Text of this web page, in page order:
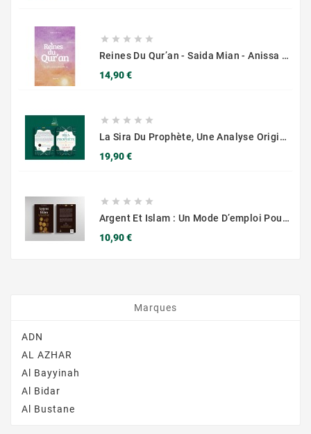
    
Reines Du Qur’an - Saida Mian - Anissa Édition
14,90 €Prix
    
La Sira Du Prophète, Une Analyse Originale Et Contemporaine - Muslim City
19,90 €Prix
    
Argent Et Islam : Un Mode D’emploi Pour Une Subsistance Bénie – Muslim City
10,90 €Prix
Marques
ADN
AL AZHAR
Al Bayyinah
Al Bidar
Al Bustane